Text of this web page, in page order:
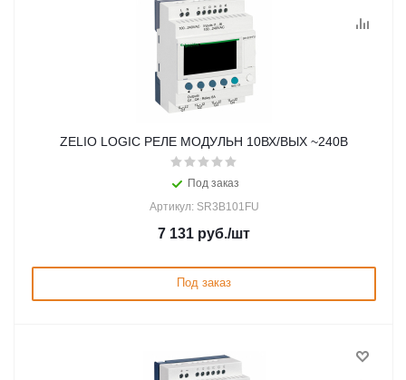
ZELIO LOGIC РЕЛЕ МОДУЛЬН 10ВХ/ВЫХ ~240В
Под заказ
Артикул: SR3B101FU
7 131 руб./шт
Под заказ